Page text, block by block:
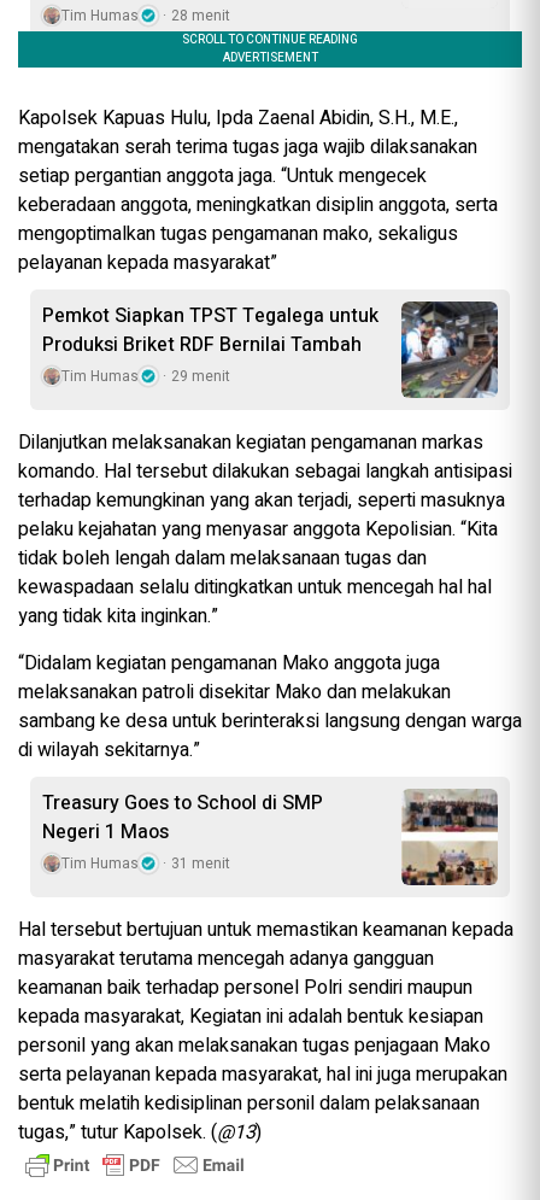
Tim Humas 28 menit
Kapolsek Kapuas Hulu, Ipda Zaenal Abidin, S.H., M.E.,
mengatakan serah terima tugas jaga wajib dilaksanakan
setiap pergantian anggota jaga. “Untuk mengecek
keberadaan anggota, meningkatkan disiplin anggota, serta
mengoptimalkan tugas pengamanan mako, sekaligus
pelayanan kepada masyarakat”
Pemkot Siapkan TPST Tegalega untuk
Produksi Briket RDF Bernilai Tambah
Tim Humas 29 menit
Dilanjutkan melaksanakan kegiatan pengamanan markas
komando. Hal tersebut dilakukan sebagai langkah antisipasi
terhadap kemungkinan yang akan terjadi, seperti masuknya
pelaku kejahatan yang menyasar anggota Kepolisian. “Kita
tidak boleh lengah dalam melaksanaan tugas dan
kewaspadaan selalu ditingkatkan untuk mencegah hal hal
yang tidak kita inginkan.”
“Didalam kegiatan pengamanan Mako anggota juga
melaksanakan patroli disekitar Mako dan melakukan
sambang ke desa untuk berinteraksi langsung dengan warga
di wilayah sekitarnya.”
Treasury Goes to School di SMP
Negeri 1 Maos
Tim Humas 31 menit
Hal tersebut bertujuan untuk memastikan keamanan kepada
masyarakat terutama mencegah adanya gangguan
keamanan baik terhadap personel Polri sendiri maupun
kepada masyarakat, Kegiatan ini adalah bentuk kesiapan
personil yang akan melaksanakan tugas penjagaan Mako
serta pelayanan kepada masyarakat, hal ini juga merupakan
bentuk melatih kedisiplinan personil dalam pelaksanaan
tugas,” tutur Kapolsek. (@13)